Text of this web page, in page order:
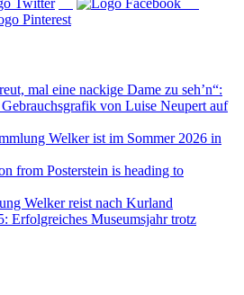
mal eine nackige Dame zu seh’n“:
von Luise Neupert auf
Welker ist im Sommer 2026 in
from Posterstein is heading to
Welker reist nach Kurland
Erfolgreiches Museumsjahr trotz